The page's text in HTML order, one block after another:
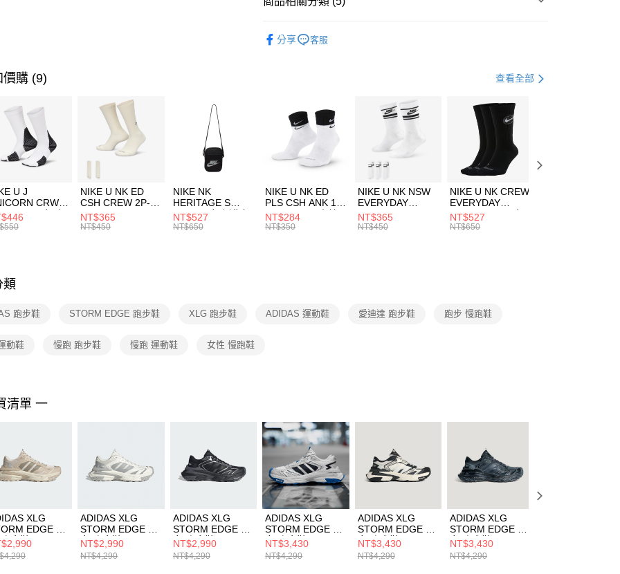
台新國際商業銀行
【關於「AFTEE先享後付」】
３．安心：先確認商品／服務後，再付款。
【「AFTEE先享後付」結帳流程】
１．於結帳方式選擇「AFTEE先享後付」後，將跳轉至「AFTEE先享後
付」結帳頁面，進行簡訊認證並確認金額後，即可完成結帳。
２．訂單成立數日內，您將收到繳費通知簡訊。
３．收到繳費通知簡訊後14天內，點擊此簡訊中的連結，可透過四大超商
／ATM／網路銀行／等多元方式進行付款，方視為交易完成。
※ 請注意：結帳手續完成當下不需立刻繳費，但若您需要取消訂單，請聯
絡購買商品的店家。未經商家同意取消之訂單仍視為有效，需透過AFTEE
先享後付繳納相關費用。
１．透過由恩沛科技股份有限公司提供之「AFTEE先享後付」服務完成之
交易，需依本服務之必要範圍內提供個人資料，並將交易相關給付款項請
結果請求用戶進行身份認證。
５．嚴禁一人註冊多個帳號或使用他人資訊註冊。若發現惡意使用之情
形，恩沛科技股份有限公司將有權停止該用戶之使用額度並採取法律行
動。
每筆NT$100，滿NT$1,500(含以上)免運費
每筆NT$100，滿NT$1,500(含以上)免運費
付款後門市自取
每筆NT$100，滿NT$1,500(含以上)免運費
促銷活動 兒童/青少年｜鞋服6折起
分享 客服
價購 (9) 查看全部
U J
CRW
-160 男女 中
FZ3393100
NIKE U NK ED
CSH CREW 2P-
144 EMBRDY 男
女 短統襪
NT$365
NT$450
NIKE NK
HERITAGE S
SMIT 男女 側背包
BA5871010
NT$527
NT$650
NIKE U NK ED
PLS CSH ANK 1P
144 DBL 男 中統
襪 DH4058104
NT$284
NT$350
NIKE U NK NSW
EVERYDAY
ESSENTIAL CR
男女 短統襪
NT$365
NT$450
NIKE U NK CREW
EVERYDAY
BBALL 3PR 男女
長統襪
NT$527
NT$650
類
跑步鞋 STORM EDGE 跑步鞋 XLG 跑步鞋 ADIDAS 運動鞋 愛迪達 跑步鞋 跑步 慢跑鞋
動鞋 慢跑 跑步鞋 慢跑 運動鞋 女性 慢跑鞋
清單 一
XLG
EDGE 男
步鞋 JQ4088
ADIDAS XLG
STORM EDGE 男
女 跑步鞋 JQ4083
NT$2,990
NT$4,290
ADIDAS XLG
STORM EDGE 男
女 跑步鞋 JQ1666
NT$2,990
NT$4,290
ADIDAS XLG
STORM EDGE 男
女 跑步鞋 KJ2113
NT$3,430
NT$4,290
ADIDAS XLG
STORM EDGE 男
女 跑步鞋 KJ2118
NT$3,430
NT$4,290
ADIDAS XLG
STORM EDGE 男
女 跑步鞋 KK2245
NT$3,430
NT$4,290